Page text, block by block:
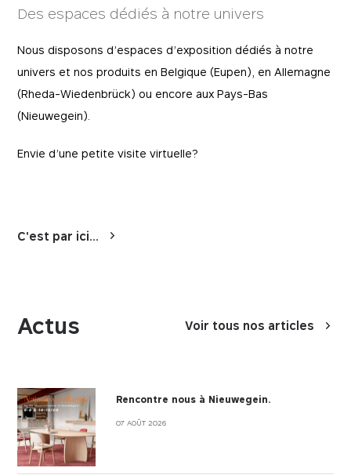
Des espaces dédiés à notre univers
Nous disposons d’espaces d’exposition dédiés à notre
univers et nos produits en Belgique (Eupen), en Allemagne
(Rheda-Wiedenbrück) ou encore aux Pays-Bas
(Nieuwegein).
Envie d’une petite visite virtuelle?
C'est par ici...
Actus Voir tous nos articles
Rencontre nous à Nieuwegein.
07 AOÛT 2026